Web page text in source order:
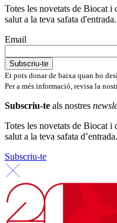
Totes les novetats de Biocat i
salut a la teva safata d'entrada.
Email
Et pots donar de baixa quan ho
Per a més informació, revisa la
Subscriu-te als nostres
Totes les novetats de Biocat i
salut a la teva safata d’entrada.
Subscriu-te